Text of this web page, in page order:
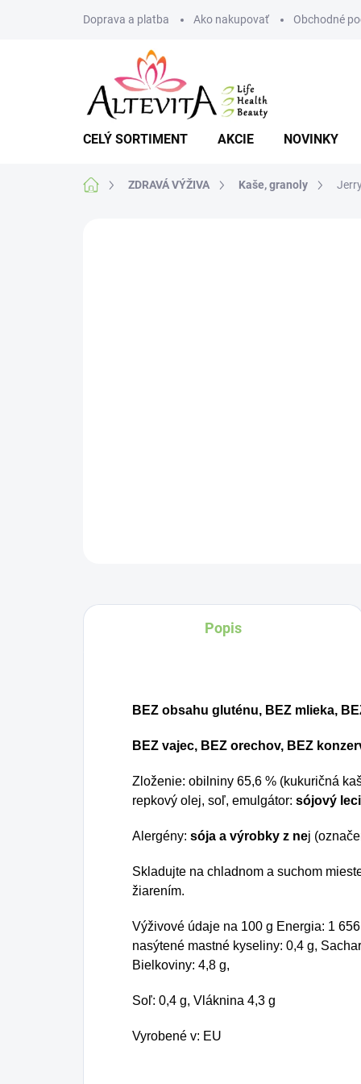
Doprava a platba Ako nakupovať Obchodné
CELÝ SORTIMENT AKCIE NOVINKY
DomovZDRAVÁ VÝŽIVA Kaše, granoly
Popis
BEZ obsahu gluténu, BEZ mlieka,
BEZ vajec, BEZ orechov, BEZ
Zloženie: obilniny 65,6 % (kukuričná
repkový olej, soľ, emulgátor: sójový
Alergény: sója a výrobky z nej
Skladujte na chladnom a suchom
žiarením.
Výživové údaje na 100 g Energia: 1
nasýtené mastné kyseliny: 0,4 g,
Bielkoviny: 4,8 g,
Soľ: 0,4 g, Vláknina 4,3 g
Vyrobené v: EU